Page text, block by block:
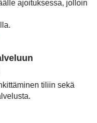
ajoituksessa, jolloin
tiliin sekä